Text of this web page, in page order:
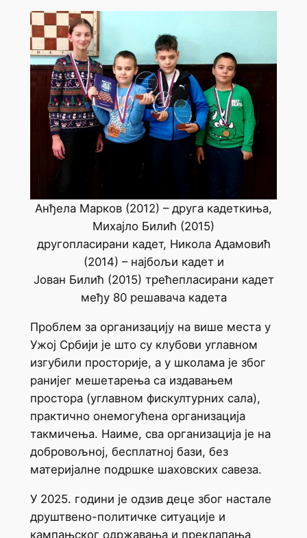
Анђела Марков (2012) – друга кадеткиња,
Михајло Билић (2015)
другопласирани кадет, Никола Адамовић
(2014) – најбољи кадет и
Јован Билић (2015) трећепласирани кадет
међу 80 решавача кадета
Проблем за организацију на више места у
Ужој Србији је што су клубови углавном
изгубили просторије, а у школама је због
ранијег мешетарења са издавањем
простора (углавном фискултурних сала),
практично онемогућена организација
такмичења. Наиме, сва организација је на
добровољној, бесплатној бази, без
материјалне подршке шаховских савеза.
У 2025. години је одзив деце због настале
друштвено-политичке ситуације и
кампањског одржавања и преклапања